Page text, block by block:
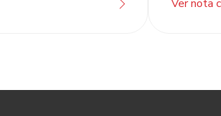
Ver nota